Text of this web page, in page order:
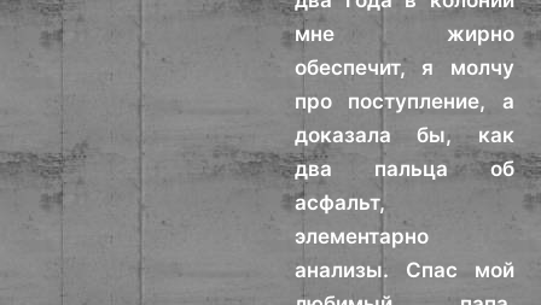
мне жирно
обеспечит, я молчу
про поступление, а
доказала бы, как
два пальца об
асфальт,
элементарно
анализы. Спас мой